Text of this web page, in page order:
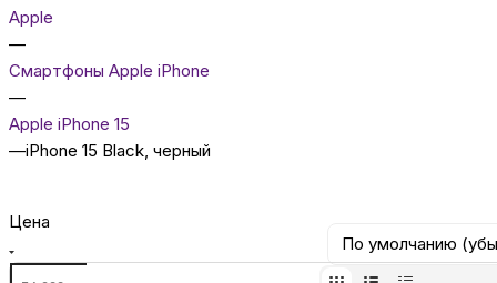
Apple
—
Смартфоны Apple iPhone
—
Apple iPhone 15
—iPhone 15 Black, черный
По умолчанию
Цена